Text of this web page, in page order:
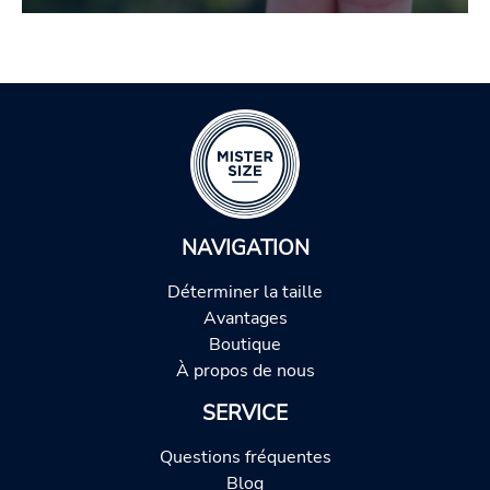
NAVIGATION
Déterminer la taille
Avantages
Boutique
À propos de nous
SERVICE
Questions fréquentes
Blog